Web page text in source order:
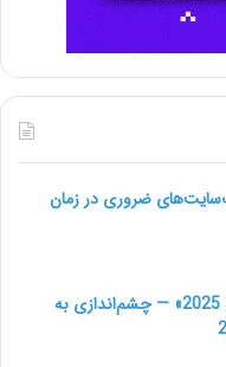
ضروری در زمان
گزارش «آینده مشاغل 2025» — چشم‌اندازی به